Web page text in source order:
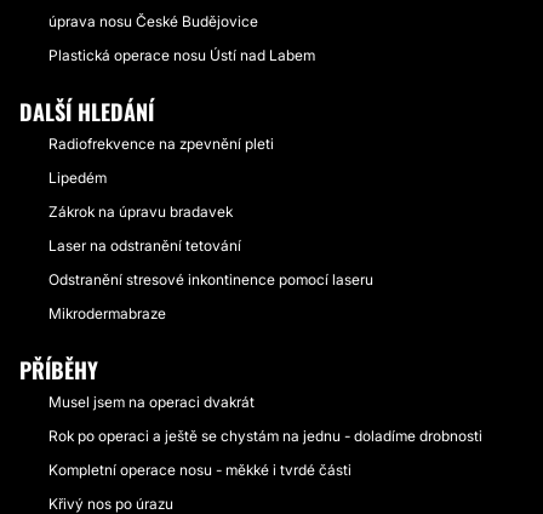
úprava nosu České Budějovice
Plastická operace nosu Ústí nad Labem
DALŠÍ HLEDÁNÍ
Radiofrekvence na zpevnění pleti
Lipedém
Zákrok na úpravu bradavek
Laser na odstranění tetování
Odstranění stresové inkontinence pomocí laseru
Mikrodermabraze
PŘÍBĚHY
Musel jsem na operaci dvakrát
Rok po operaci a ještě se chystám na jednu - doladíme drobnosti
Kompletní operace nosu - měkké i tvrdé části
Křivý nos po úrazu